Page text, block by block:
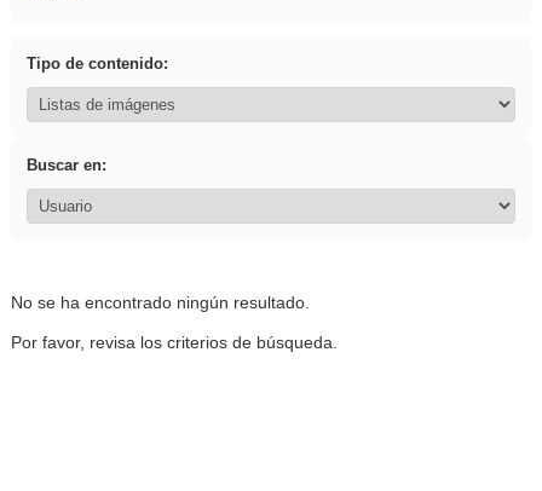
Tipo de contenido:
Buscar en:
No se ha encontrado ningún resultado.
Por favor, revisa los criterios de búsqueda.